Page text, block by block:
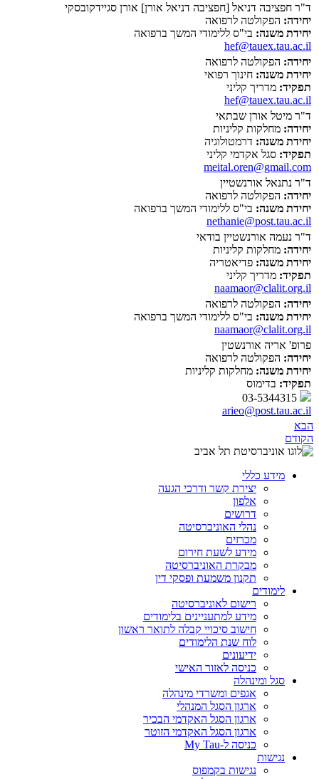
ד"ר חפציבה דניאל [חפציבה דניאל אורן] אורן סגיידקובסקי
יחידה: הפקולטה לרפואה
יחידת משנה: בי"ס ללימודי המשך ברפואה
hef@tauex.tau.ac.il
יחידה: הפקולטה לרפואה
יחידת משנה: חינוך רפואי
תפקיד: מדריך קליני
hef@tauex.tau.ac.il
ד"ר מיטל אורן שבתאי
יחידה: מחלקות קליניות
יחידת משנה: דרמטולוגיה
תפקיד: סגל אקדמי קליני
meital.oren@gmail.com
ד"ר נתנאל אורנשטיין
יחידה: הפקולטה לרפואה
יחידת משנה: בי"ס ללימודי המשך ברפואה
nethanie@post.tau.ac.il
ד"ר נעמה אורנשטיין בודאי
יחידה: מחלקות קליניות
יחידת משנה: פדיאטריה
תפקיד: מדריך קליני
naamaor@clalit.org.il
יחידה: הפקולטה לרפואה
יחידת משנה: בי"ס ללימודי המשך ברפואה
naamaor@clalit.org.il
פרופ' אריה אורנשטין
יחידה: הפקולטה לרפואה
יחידת משנה: מחלקות קליניות
תפקיד: בדימוס
arieo@post.tau.ac.il
הבא
הקודם
מידע כללי
יצירת קשר ודרכי הגעה
אלפון
דרושים
נהלי האוניברסיטה
מכרזים
מידע לשעת חירום
מבקרת האוניברסיטה
תקנון משמעת ופסקי דין
לימודים
רישום לאוניברסיטה
מידע למתעניינים בלימודים
חישוב סיכויי קבלה לתואר ראשון
לוח שנת הלימודים
ידיעונים
כניסה לאזור האישי
סגל ומינהלה
אגפים ומשרדי מינהלה
ארגון הסגל המנהלי
ארגון הסגל האקדמי הבכיר
ארגון הסגל האקדמי הזוטר
כניסה ל-My Tau
נגישות
נגישות בקמפוס